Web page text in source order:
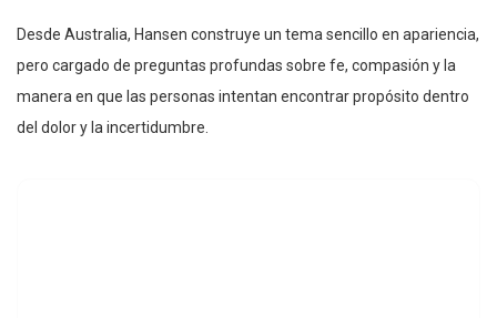
Desde Australia, Hansen construye un tema sencillo en apariencia,
pero cargado de preguntas profundas sobre fe, compasión y la
manera en que las personas intentan encontrar propósito dentro
del dolor y la incertidumbre.